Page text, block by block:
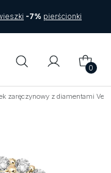
-7% pierścionki
0
zaręczynowy z diamentami